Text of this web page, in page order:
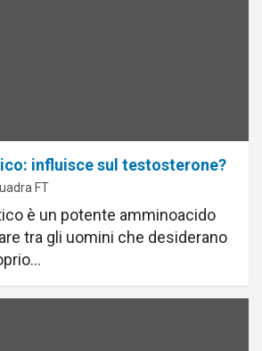
influisce sul testosterone?
FT
è un potente amminoacido
tra gli uomini che desiderano